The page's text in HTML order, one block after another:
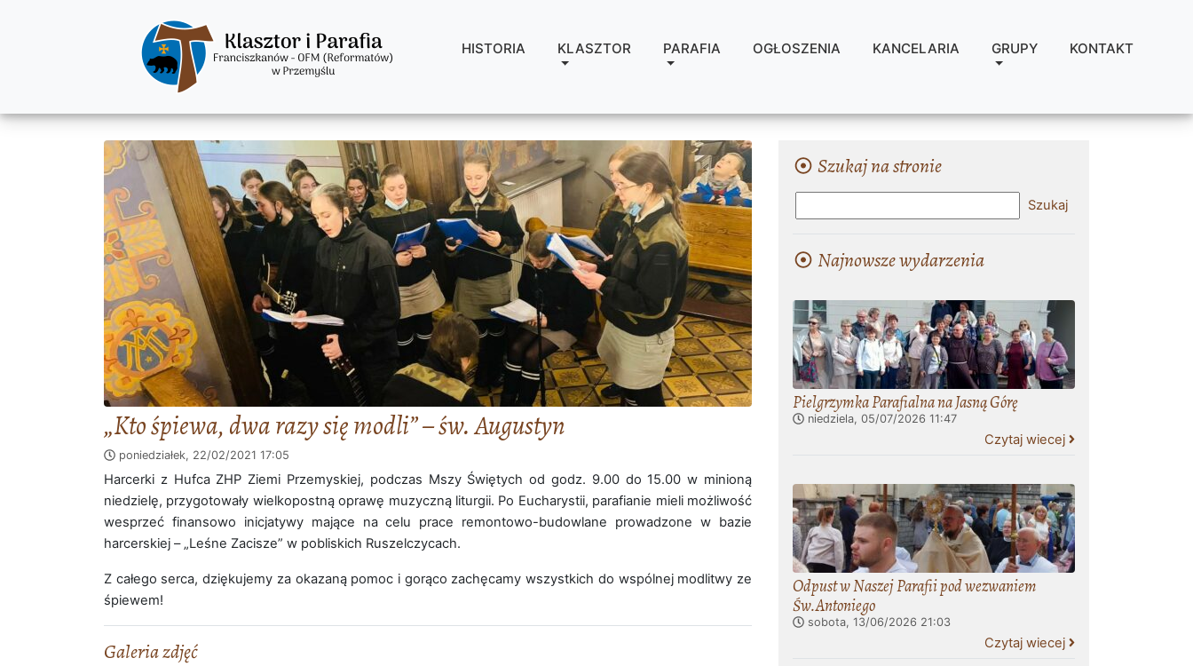
HISTORIA KLASZTOR PARAFIA OGŁOSZENIA KANCELARIA GRUPY KONTAKT
„Kto śpiewa, dwa razy się modli” – św. Augustyn
poniedziałek, 22/02/2021 17:05
Harcerki z Hufca ZHP Ziemi Przemyskiej, podczas Mszy Świętych od godz. 9.00 do 15.00 w minioną
niedzielę, przygotowały wielkopostną oprawę muzyczną liturgii. Po Eucharystii, parafianie mieli możliwość
wesprzeć finansowo inicjatywy mające na celu prace remontowo-budowlane prowadzone w bazie
harcerskiej – „Leśne Zacisze” w pobliskich Ruszelczycach.
Z całego serca, dziękujemy za okazaną pomoc i gorąco zachęcamy wszystkich do wspólnej modlitwy ze
śpiewem!
Galeria zdjęć
Szukaj na stronie
Najnowsze wydarzenia
Pielgrzymka Parafialna na Jasną Górę
niedziela, 05/07/2026 11:47
Czytaj wiecej
Odpust w Naszej Parafii pod wezwaniem
Św.Antoniego
sobota, 13/06/2026 21:03
Czytaj wiecej